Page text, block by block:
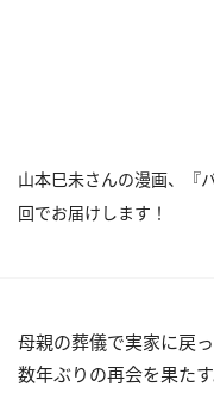
山本巳未さんの漫画、『
回でお届けします！
母親の葬儀で実家に戻
数年ぶりの再会を果た